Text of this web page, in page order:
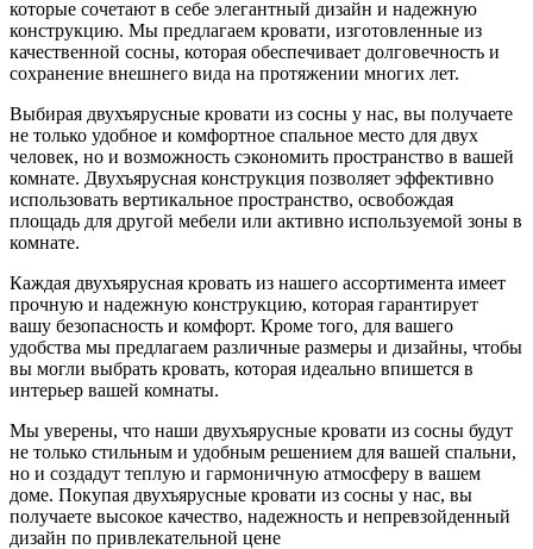
которые сочетают в себе элегантный дизайн и надежную
конструкцию. Мы предлагаем кровати, изготовленные из
качественной сосны, которая обеспечивает долговечность и
сохранение внешнего вида на протяжении многих лет.
Выбирая двухъярусные кровати из сосны у нас, вы получаете
не только удобное и комфортное спальное место для двух
человек, но и возможность сэкономить пространство в вашей
комнате. Двухъярусная конструкция позволяет эффективно
использовать вертикальное пространство, освобождая
площадь для другой мебели или активно используемой зоны в
комнате.
Каждая двухъярусная кровать из нашего ассортимента имеет
прочную и надежную конструкцию, которая гарантирует
вашу безопасность и комфорт. Кроме того, для вашего
удобства мы предлагаем различные размеры и дизайны, чтобы
вы могли выбрать кровать, которая идеально впишется в
интерьер вашей комнаты.
Мы уверены, что наши двухъярусные кровати из сосны будут
не только стильным и удобным решением для вашей спальни,
но и создадут теплую и гармоничную атмосферу в вашем
доме. Покупая двухъярусные кровати из сосны у нас, вы
получаете высокое качество, надежность и непревзойденный
дизайн по привлекательной цене